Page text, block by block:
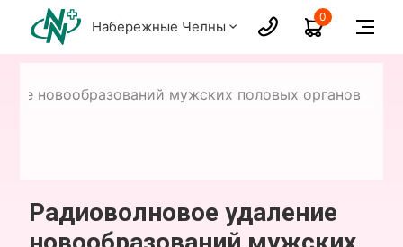
Набережные Челны
0
новообразований мужских половых органов
Радиоволновое удаление